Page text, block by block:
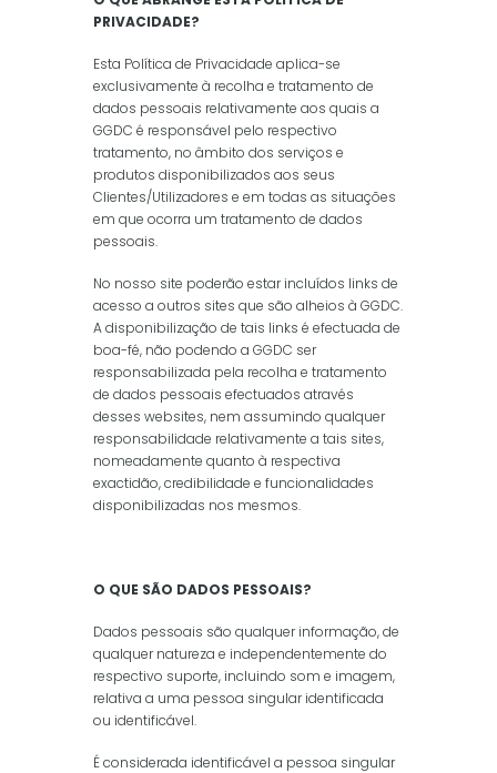
PRIVACIDADE?
Esta Política de Privacidade aplica-se
exclusivamente à recolha e tratamento de
dados pessoais relativamente aos quais a
GGDC é responsável pelo respectivo
tratamento, no âmbito dos serviços e
produtos disponibilizados aos seus
Clientes/Utilizadores e em todas as situações
em que ocorra um tratamento de dados
pessoais.
No nosso site poderão estar incluídos links de
acesso a outros sites que são alheios à GGDC.
A disponibilização de tais links é efectuada de
boa-fé, não podendo a GGDC ser
responsabilizada pela recolha e tratamento
de dados pessoais efectuados através
desses websites, nem assumindo qualquer
responsabilidade relativamente a tais sites,
nomeadamente quanto à respectiva
exactidão, credibilidade e funcionalidades
disponibilizadas nos mesmos.
O QUE SÃO DADOS PESSOAIS?
Dados pessoais são qualquer informação, de
qualquer natureza e independentemente do
respectivo suporte, incluindo som e imagem,
relativa a uma pessoa singular identificada
ou identificável.
É considerada identificável a pessoa singular